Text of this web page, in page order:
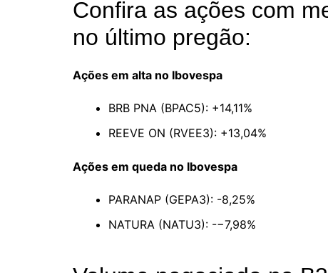
Confira as ações com
no último pregão:
Ações em alta no Ibovespa
BRB PNA (BPAC5): +14,11%
REEVE ON (RVEE3): +13,04%
Ações em queda no Ibovespa
PARANAP (GEPA3): -8,25%
NATURA (NATU3): -−7,98%